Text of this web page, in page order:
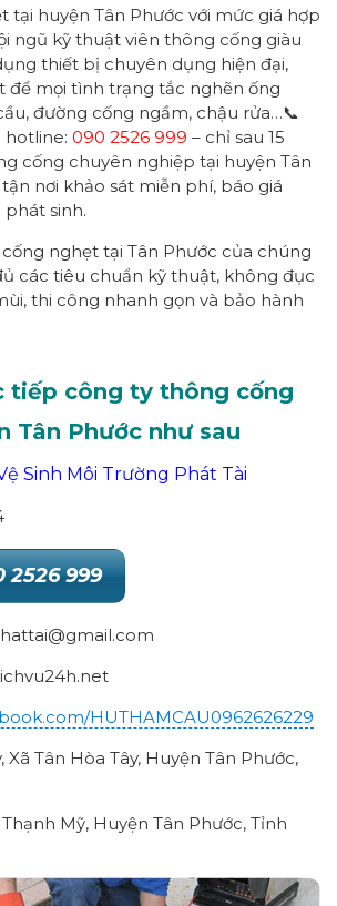
tại huyện Tân Phước với mức giá hợp
ngũ kỹ thuật viên thông cống giàu
thiết bị chuyên dụng hiện đại,
để mọi tình trạng tắc nghẽn ống
đường cống ngầm, chậu rửa…📞
hotline: 090 2526 999 – chỉ sau 15
cống chuyên nghiệp tại huyện Tân
nơi khảo sát miễn phí, báo giá
sinh.
nghẹt tại Tân Phước của chúng
các tiêu chuẩn kỹ thuật, không đục
thi công nhanh gọn và bảo hành
tiếp công ty thông cống
Tân Phước như sau
Sinh Môi Trường Phát Tài
2526 999
HUTHAMCAU0962626229
Xã Tân Hòa Tây, Huyện Tân Phước,
Mỹ, Huyện Tân Phước, Tỉnh